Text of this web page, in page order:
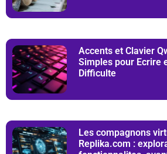
Accents et Clavier
Simples pour Ecrire
Difficulte
Les compagnons
Replika.com :